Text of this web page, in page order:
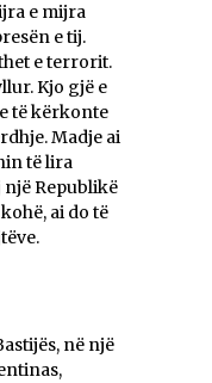
e mijra
e tij.
e terrorit.
Kjo gjë e
të kërkonte
Madje ai
të lira
një Republikë
ai do të
në një